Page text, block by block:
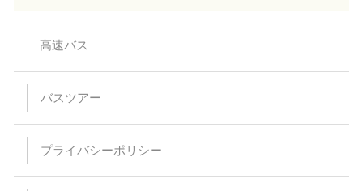
高速バス
バスツアー
プライバシーポリシー